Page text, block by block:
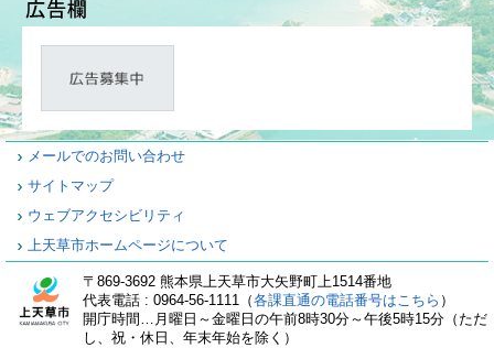
メールでのお問い合わせ
サイトマップ
ウェブアクセシビリティ
上天草市ホームページについて
〒869-3692 熊本県上天草市大矢野町上1514番地
代表電話 : 0964-56-1111（各課直通の電話番号はこちら ）
開庁時間…月曜日～金曜日の午前8時30分～午後5時15分（ただ
し、祝・休日、年末年始を除く）